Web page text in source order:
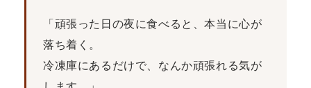
「頑張った日の夜に食べると、本当に心が
落ち着く。
冷凍庫にあるだけで、なんか頑張れる気が